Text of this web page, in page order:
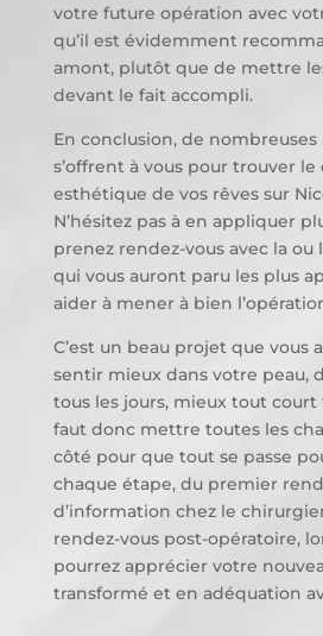
votre future opération avec
qu’il est évidemment
amont, plutôt que de mettre
devant le fait accompli.
En conclusion, de
s’offrent à vous pour trouver
esthétique de vos rêves sur
N’hésitez pas à en appliquer
prenez rendez-vous avec la ou
qui vous auront paru les plus
aider à mener à bien
C’est un beau projet que vous
sentir mieux dans votre peau,
tous les jours, mieux tout
faut donc mettre toutes les
côté pour que tout se passe
chaque étape, du premier
d’information chez le
rendez-vous post-opératoire,
pourrez apprécier votre
transformé et en adéquation